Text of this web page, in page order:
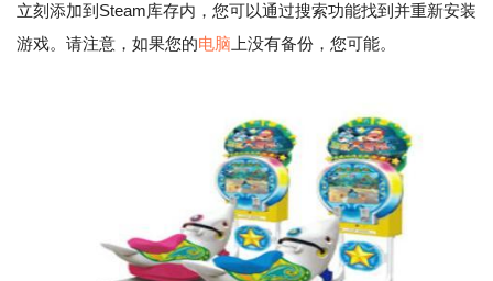
立刻添加到Steam库存内，您可以通过搜索功能找到并重新安装
游戏。请注意，如果您的电脑 上没有备份，您可能。